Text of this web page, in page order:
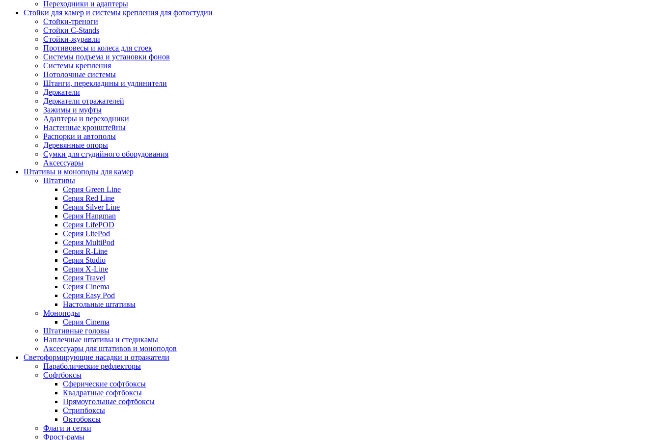
Переходники и адаптеры
Стойки для камер и системы крепления для фотостудии
Стойки-треноги
Стойки C-Stands
Стойки-журавли
Противовесы и колеса для стоек
Системы подъема и установки фонов
Системы крепления
Потолочные системы
Штанги, перекладины и удлинители
Держатели
Держатели отражателей
Зажимы и муфты
Адаптеры и переходники
Настенные кронштейны
Распорки и автополы
Деревянные опоры
Сумки для студийного оборудования
Аксессуары
Штативы и моноподы для камер
Штативы
Серия Green Line
Серия Red Line
Серия Silver Line
Серия Hangman
Серия LifePOD
Серия LitePod
Серия MultiPod
Серия R-Line
Серия Studio
Серия X-Line
Серия Travel
Серия Cinema
Серия Easy Pod
Настольные штативы
Моноподы
Серия Cinema
Штативные головы
Наплечные штативы и стедикамы
Аксессуары для штативов и моноподов
Светоформирующие насадки и отражатели
Параболические рефлекторы
Софтбоксы
Сферические софтбоксы
Квадратные софтбоксы
Прямоугольные софтбоксы
Стрипбоксы
Октобоксы
Флаги и сетки
Фрост-рамы